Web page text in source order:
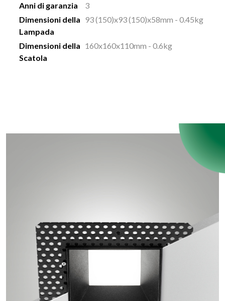
Anni di garanzia
3
Dimensioni della
Lampada
93 (150)x93 (150)x58mm - 0.45kg
Dimensioni della
Scatola
160x160x110mm - 0.6kg